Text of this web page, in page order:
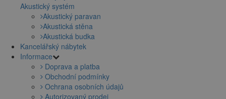
Akustický systém
Akustický paravan
Akustická stěna
Akustická budka
Kancelářský nábytek
Informace
Doprava a platba
Obchodní podmínky
Ochrana osobních údajů
Autorizovaný prodej